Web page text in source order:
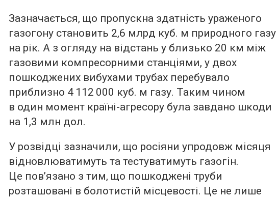
Зазначається, що пропускна здатність ураженого
газогону становить 2,6 млрд куб. м природного газу
на рік. А з огляду на відстань у близько 20 км між
газовими компресорними станціями, у двох
пошкоджених вибухами трубах перебувало
приблизно 4 112 000 куб. м газу. Таким чином
в один момент країні-агресору була завдано шкоди
на 1,3 млн дол.
У розвідці зазначили, що росіяни упродовж місяця
відновлюватимуть та тестуватимуть газогін.
Це пов’язано з тим, що пошкоджені труби
розташовані в болотистій місцевості. Це не лише